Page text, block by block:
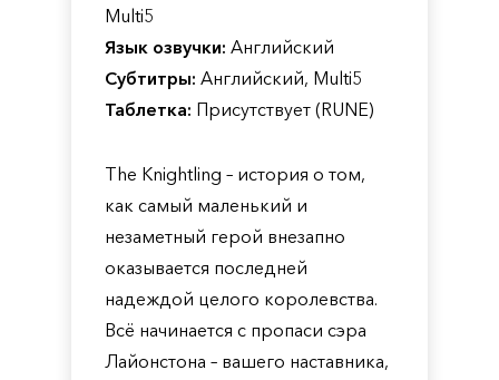
Multi5
Язык озвучки: Английский
Субтитры: Английский, Multi5
Таблетка: Присутствует (RUNE)
The Knightling – история о том,
как самый маленький и
незаметный герой внезапно
оказывается последней
надеждой целого королевства.
Всё начинается с пропаси сэра
Лайонстона – вашего наставника,